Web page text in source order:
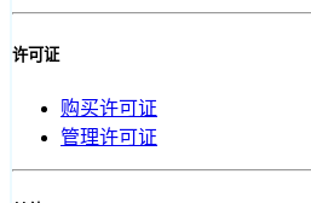
许可证
购买许可证
管理许可证